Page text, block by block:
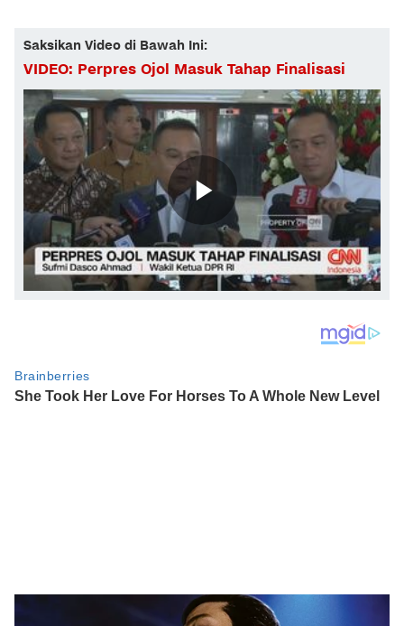
Saksikan Video di Bawah Ini:
VIDEO: Perpres Ojol Masuk Tahap Finalisasi